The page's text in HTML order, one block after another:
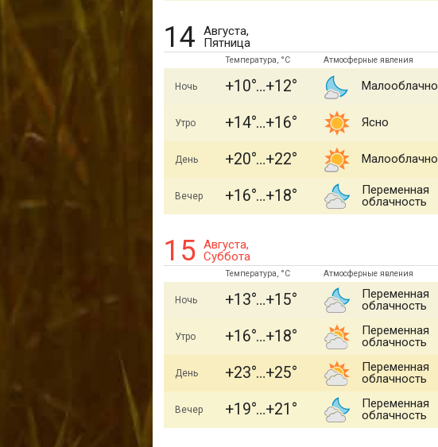
14
Августа,
Пятница
Температура, °C Атмосферные явления
Ночь +10 +12 Малооблачно
Утро +14 +16 Ясно
День +20 +22 Малооблачно
Вечер +16 +18
Переменная
облачность
15 Августа,
Суббота
Температура, °C Атмосферные явления
Ночь +13 +15
Переменная
облачность
Утро +16 +18
Переменная
облачность
День +23 +25
Переменная
облачность
Вечер +19 +21
Переменная
облачность